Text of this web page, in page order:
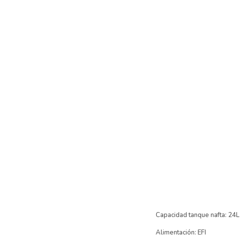
Capacidad tanque nafta: 24L
Alimentación: EFI